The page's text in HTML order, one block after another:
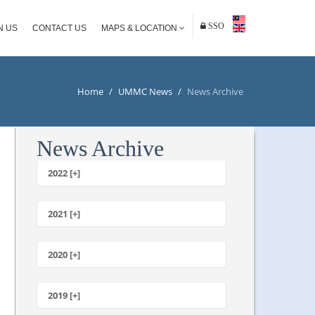
US CONTACT US MAPS & LOCATION SSO
Home / UMMC News / News Archive
News Archive
2022 [+]
2021 [+]
October
July
2020 [+]
January
2019 [+]